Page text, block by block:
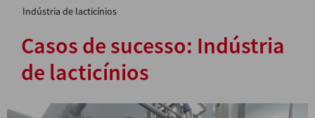
Indústria de lacticínios
Casos de sucesso: Indústria
de lacticínios